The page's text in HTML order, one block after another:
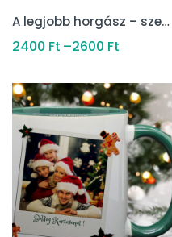
A legjobb horgász – személyre szabható névvel
2400 Ft –2600 Ft